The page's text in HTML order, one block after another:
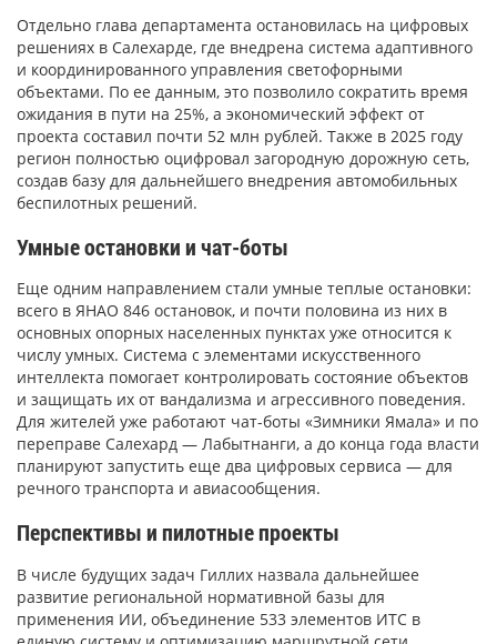
Отдельно глава департамента остановилась на цифровых
решениях в Салехарде, где внедрена система адаптивного
и координированного управления светофорными
объектами. По ее данным, это позволило сократить время
ожидания в пути на 25%, а экономический эффект от
проекта составил почти 52 млн рублей. Также в 2025 году
регион полностью оцифровал загородную дорожную сеть,
создав базу для дальнейшего внедрения автомобильных
беспилотных решений.
Умные остановки и чат-боты
Еще одним направлением стали умные теплые остановки:
всего в ЯНАО 846 остановок, и почти половина из них в
основных опорных населенных пунктах уже относится к
числу умных. Система с элементами искусственного
интеллекта помогает контролировать состояние объектов
и защищать их от вандализма и агрессивного поведения.
Для жителей уже работают чат-боты «Зимники Ямала» и по
переправе Салехард — Лабытнанги, а до конца года власти
планируют запустить еще два цифровых сервиса — для
речного транспорта и авиасообщения.
Перспективы и пилотные проекты
В числе будущих задач Гиллих назвала дальнейшее
развитие региональной нормативной базы для
применения ИИ, объединение 533 элементов ИТС в